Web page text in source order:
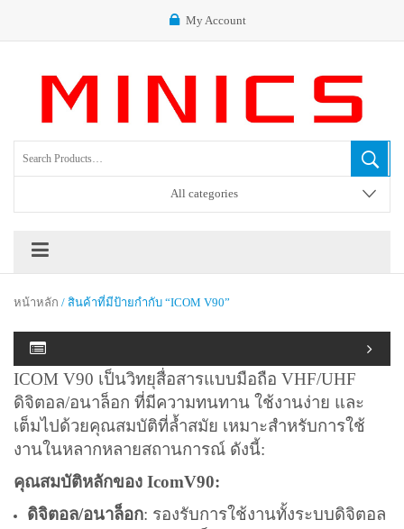
My Account
All categories
หน้าหลัก / สินค้าที่มีป้ายกำกับ “ICOM V90”
ICOM V90 เป็นวิทยุสื่อสารแบบมือถือ VHF/UHF
ดิจิตอล/อนาล็อก ที่มีความทนทาน ใช้งานง่าย และ
เต็มไปด้วยคุณสมบัติที่ล้ำสมัย เหมาะสำหรับการใช้
งานในหลากหลายสถานการณ์ ดังนี้:
คุณสมบัติหลักของ IcomV90:
ดิจิตอล/อนาล็อก: รองรับการใช้งานทั้งระบบดิจิตอล